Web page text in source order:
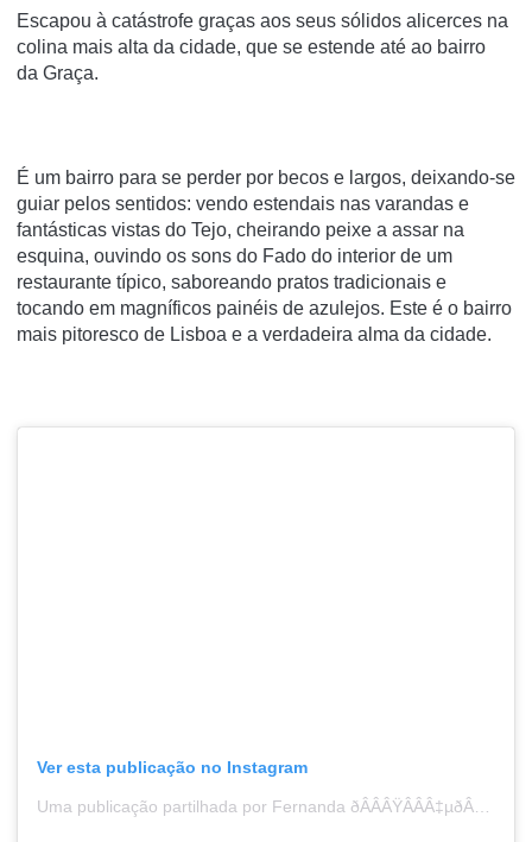
Escapou à catástrofe graças aos seus sólidos alicerces na
colina mais alta da cidade, que se estende até ao bairro
da Graça.
É um bairro para se perder por becos e largos, deixando-se
guiar pelos sentidos: vendo estendais nas varandas e
fantásticas vistas do Tejo, cheirando peixe a assar na
esquina, ouvindo os sons do Fado do interior de um
restaurante típico, saboreando pratos tradicionais e
tocando em magníficos painéis de azulejos. Este é o bairro
mais pitoresco de Lisboa e a verdadeira alma da cidade.
Ver esta publicação no Instagram